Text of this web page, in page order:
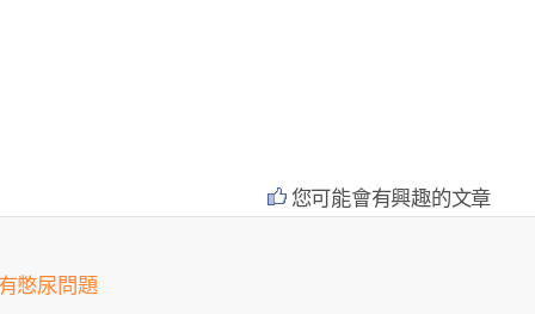
您可能會有興趣的文章
憋尿問題